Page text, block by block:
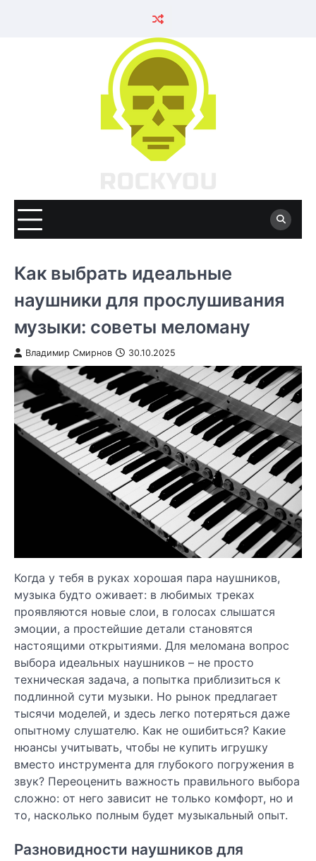
Как выбрать идеальные
наушники для прослушивания
музыки: советы меломану
Владимир Смирнов 30.10.2025
Когда у тебя в руках хорошая пара наушников,
музыка будто оживает: в любимых треках
проявляются новые слои, в голосах слышатся
эмоции, а простейшие детали становятся
настоящими открытиями. Для меломана вопрос
выбора идеальных наушников – не просто
техническая задача, а попытка приблизиться к
подлинной сути музыки. Но рынок предлагает
тысячи моделей, и здесь легко потеряться даже
опытному слушателю. Как не ошибиться? Какие
нюансы учитывать, чтобы не купить игрушку
вместо инструмента для глубокого погружения в
звук? Переоценить важность правильного выбора
сложно: от него зависит не только комфорт, но и
то, насколько полным будет музыкальный опыт.
Разновидности наушников для